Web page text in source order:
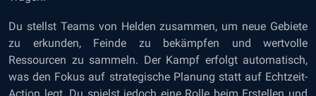
Du stellst Teams von Helden zusammen, um neue Gebiete
zu erkunden, Feinde zu bekämpfen und wertvolle
Ressourcen zu sammeln. Der Kampf erfolgt automatisch,
was den Fokus auf strategische Planung statt auf Echtzeit-